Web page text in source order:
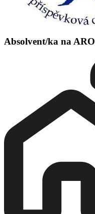
Absolvent/ka na ARO